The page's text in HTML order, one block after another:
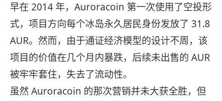
早在 2014 年，Auroracoin 第一次使用了空投形
式，项目方向每个冰岛永久居民身份发放了 31.8
AUR。然而，由于通证经济模型的设计不周，该
项目的价值在几个月内暴跌，后续未出售的 AUR
被牢牢套住，失去了流动性。
虽然 Auroracoin 的那次营销并未大获全胜，但